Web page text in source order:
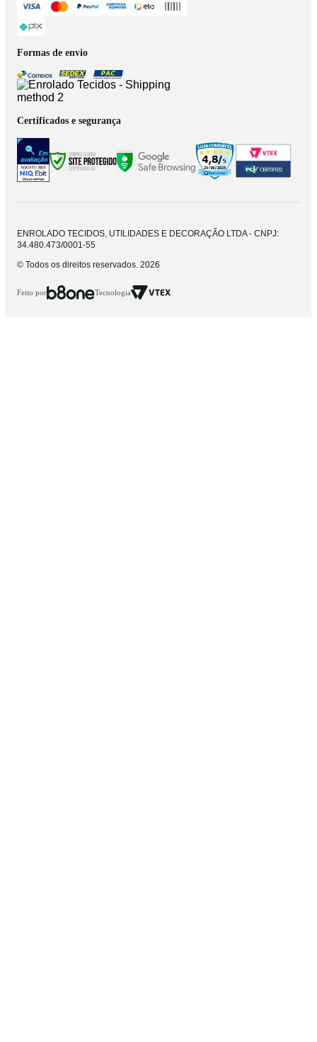
Formas de envio
Certificados e segurança
ENROLADO TECIDOS, UTILIDADES E DECORAÇÃO LTDA - CNPJ:
34.480.473/0001-55
© Todos os direitos reservados. 2026
Feito por Tecnologia